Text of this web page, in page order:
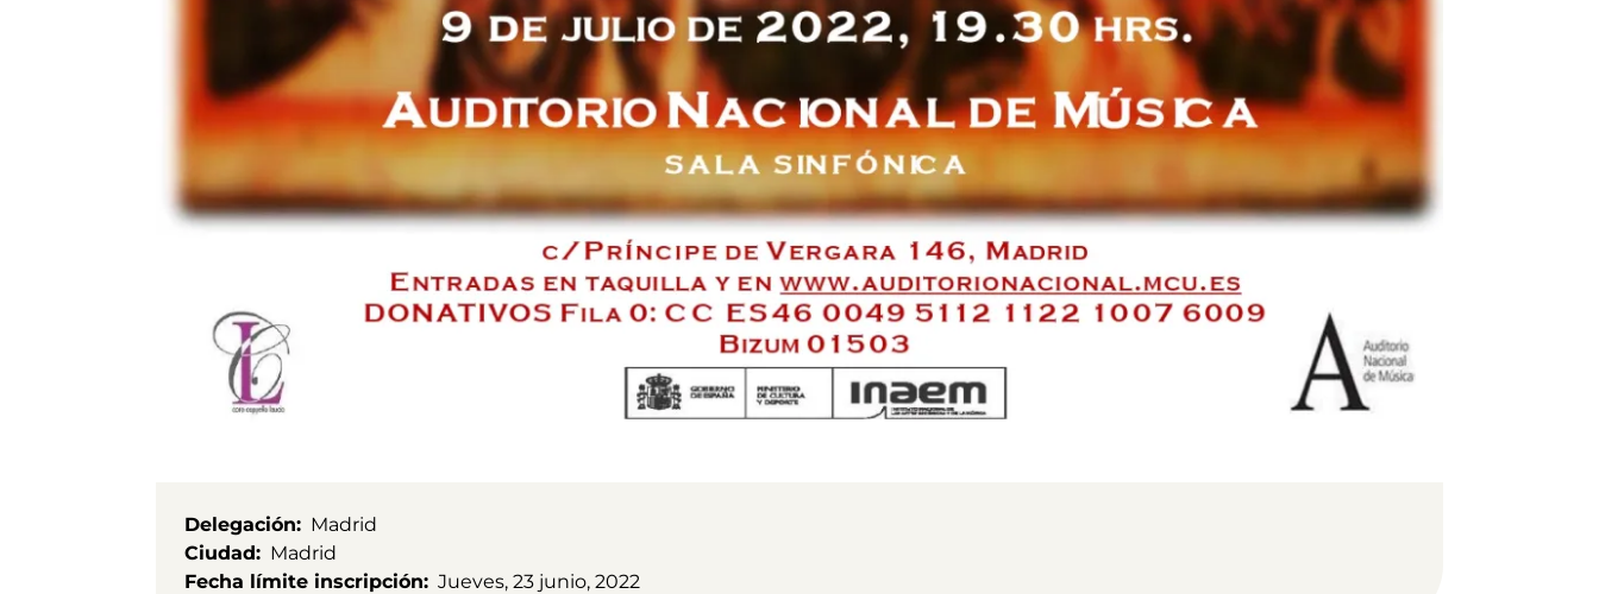
Delegación
Madrid
Ciudad
Madrid
Fecha límite inscripción
Jueves, 23 junio, 2022